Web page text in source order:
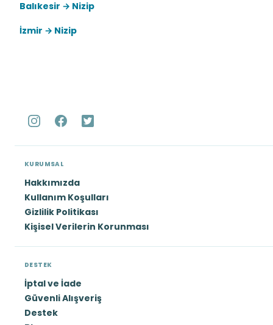
Balıkesir → Nizip
İzmir → Nizip
KURUMSAL
Hakkımızda
Kullanım Koşulları
Gizlilik Politikası
Kişisel Verilerin Korunması
DESTEK
İptal ve İade
Güvenli Alışveriş
Destek